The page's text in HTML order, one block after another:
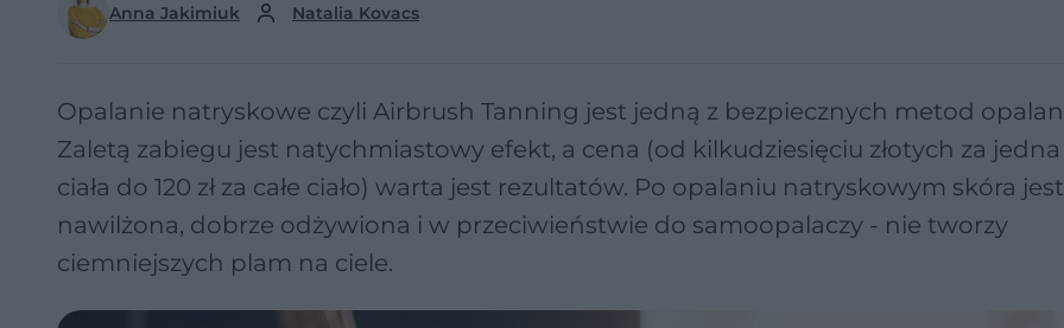
Anna Jakimiuk Natalia Kovacs
Opalanie natryskowe czyli Airbrush Tanning jest jedną z bezpiecznych metod
Zaletą zabiegu jest natychmiastowy efekt, a cena (od kilkudziesięciu złotych za
ciała do 120 zł za całe ciało) warta jest rezultatów. Po opalaniu natryskowym skóra jest
nawilżona, dobrze odżywiona i w przeciwieństwie do samoopalaczy - nie tworzy
ciemniejszych plam na ciele.